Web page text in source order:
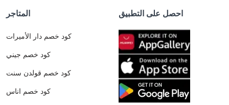
المتاجر
كود خصم دار الأميرات
كود خصم جيني
كود خصم قولدن سنت
كود خصم اناس
احصل على التطبيق